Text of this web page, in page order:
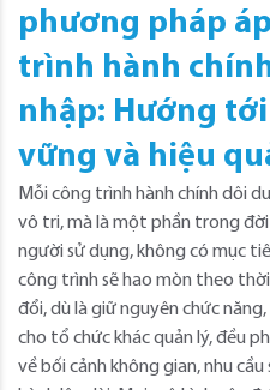
phương pháp
trình hành
nhập: Hướng
vững và hiệu
Mỗi công trình hành chính dôi
vô tri, mà là một phần trong
người sử dụng, không có mục
công trình sẽ hao mòn theo
đổi, dù là giữ nguyên chức
cho tổ chức khác quản lý, đều
về bối cảnh không gian, nhu